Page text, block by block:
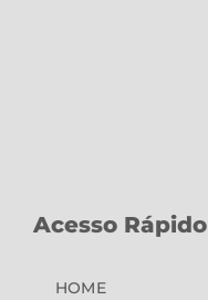
Acesso Rápido
HOME